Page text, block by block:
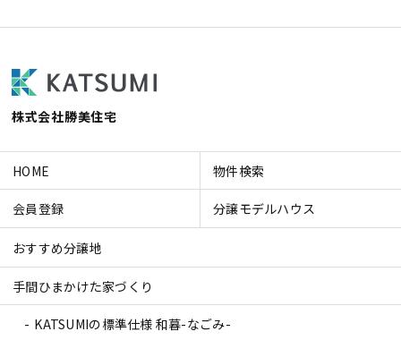
株式会社勝美住宅
HOME 物件検索
会員登録 分譲モデルハウス
おすすめ分譲地
手間ひまかけた家づくり
KATSUMIの標準仕様 和暮-なごみ-